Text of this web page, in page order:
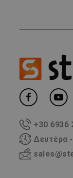
+30 6936
Δευτέρα